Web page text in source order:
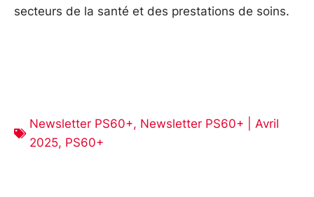
secteurs de la santé et des prestations de soins.
Newsletter PS60+, Newsletter PS60+ | Avril
2025, PS60+